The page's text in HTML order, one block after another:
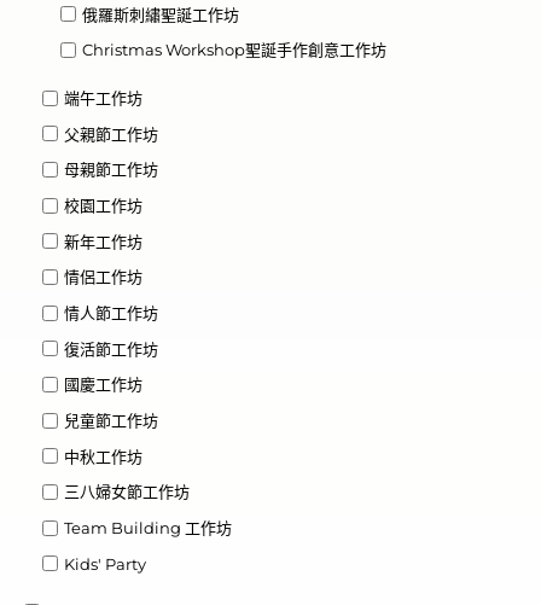
俄羅斯刺繡聖誕工作坊
Christmas Workshop聖誕手作創意工作坊
端午工作坊
父親節工作坊
母親節工作坊
校園工作坊
新年工作坊
情侶工作坊
情人節工作坊
復活節工作坊
國慶工作坊
兒童節工作坊
中秋工作坊
三八婦女節工作坊
Team Building 工作坊
Kids' Party